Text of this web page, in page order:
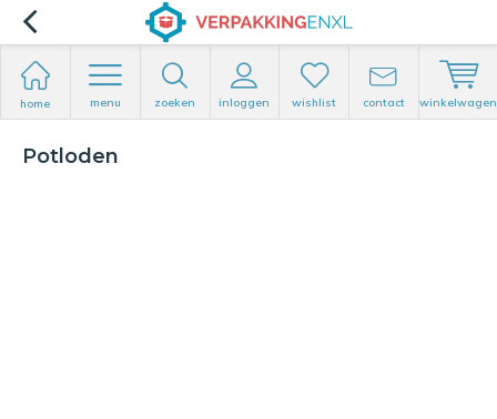
home menu zoeken inloggen wishlist contact winkelwagen
Potloden